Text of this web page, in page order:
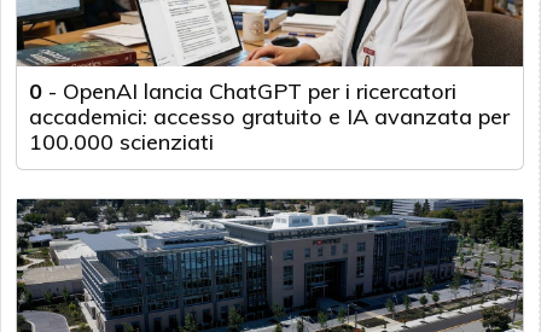
0 - OpenAI lancia ChatGPT per i ricercatori
accademici: accesso gratuito e IA avanzata per
100.000 scienziati